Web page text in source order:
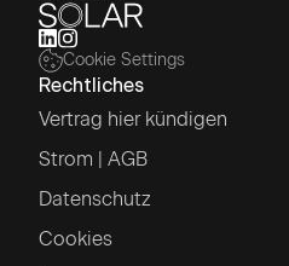
Cookie Settings
Rechtliches
Vertrag hier kündigen
Strom | AGB
Datenschutz
Cookies